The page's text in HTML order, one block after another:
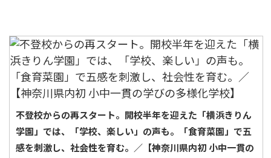
不登校からの再スタート。開校半年を迎えた「横浜きりん
学園」では、「学校、楽しい」の声も。「食育菜園」で五
感を刺激し、社会性を育む。／【神奈川県内初 小中一貫の